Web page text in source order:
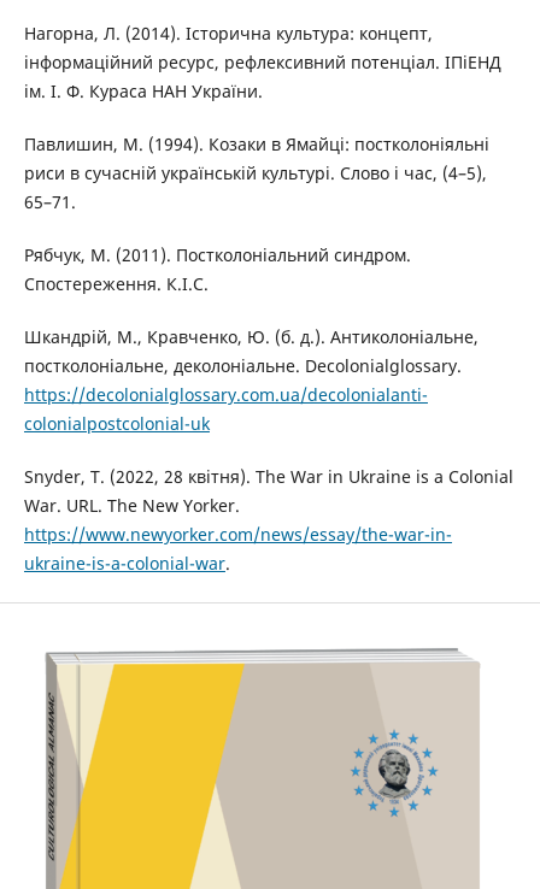
Нагорна, Л. (2014). Історична культура: концепт,
інформаційний ресурс, рефлексивний потенціал. ІПіЕНД
ім. І. Ф. Кураса НАН України.
Павлишин, М. (1994). Козаки в Ямайці: постколоніяльні
риси в сучасній українській культурі. Слово і час, (4–5),
65–71.
Рябчук, М. (2011). Постколоніальний синдром.
Спостереження. К.І.С.
Шкандрій, М., Кравченко, Ю. (б. д.). Антиколоніальне,
постколоніальне, деколоніальне. Decolonialglossary.
https://decolonialglossary.com.ua/decolonialanti-
colonialpostcolonial-uk
Snyder, T. (2022, 28 квітня). The War in Ukraine is a Colonial
War. URL. The New Yorker.
https://www.newyorker.com/news/essay/the-war-in-
ukraine-is-a-colonial-war.